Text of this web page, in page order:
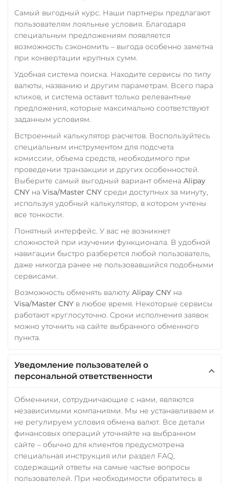
Tornado Cash (TORN)
Tron (TRX)
TrueUSD (TUSD)
ERC20 TRC20 BEP
UMA
USD Coin (USDC)
ERC20 BEP20
SOL
Polygon
ARB
OP
STELLAR
BASE NEAR
Utopia USD (UUSD)
Verge (XVG)
WAVES
Wrapped Bitcoin (WBTC)
ERC20
Zcash (ZEC)
Фридом Банк KZT
Центр Кредит KZT
Элкарт KGS
Самый выгодный курс. Наши партнеры предлагают
пользователям лояльные условия. Благодаря
специальным предложениям появляется
возможность сэкономить – выгода особенно заметна
при конвертации крупных сумм.
Удобная система поиска. Находите сервисы по типу
валюты, названию и другим параметрам. Всего пара
кликов, и система оставит только релевантные
предложения, которые максимально соответствуют
заданным условиям.
Встроенный калькулятор расчетов. Воспользуйтесь
специальным инструментом для подсчета
комиссии, объема средств, необходимого при
проведении транзакции и других особенностей.
Выберите самый выгодный вариант обмена Alipay
CNY на Visa/Master CNY среди доступных за минуту,
используя удобный калькулятор, в котором учтены
все тонкости.
Понятный интерфейс. У вас не возникнет
сложностей при изучении функционала. В удобной
навигации быстро разберется любой пользователь,
даже никогда ранее не пользовавшийся подобными
сервисами.
Возможность обменять валюту Alipay CNY на
Visa/Master CNY в любое время. Некоторые сервисы
работают круглосуточно. Сроки исполнения заявок
можно уточнить на сайте выбранного обменного
пункта.
Уведомление пользователей о
персональной ответственности
Обменники, сотрудничающие с нами, являются
независимыми компаниями. Мы не устанавливаем и
не регулируем условия обмена валют. Все детали
финансовых операций уточняйте на выбранном
сайте – обычно для клиентов предусмотрена
специальная инструкция или раздел FAQ,
содержащий ответы на самые частые вопросы
пользователей. При необходимости обратитесь в